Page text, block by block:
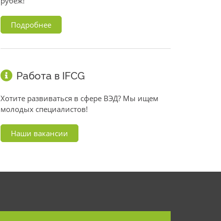
Подробнее
Работа в IFCG
Хотите развиваться в сфере ВЭД? Мы ищем
молодых специалистов!
Наши вакансии